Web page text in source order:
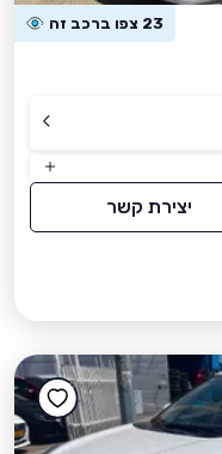
23 צפו ברכב זה
יצירת קשר